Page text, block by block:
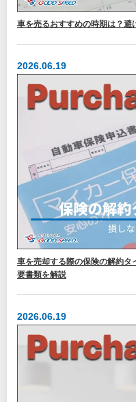
車を売るおすすめの時期は？避
2026.06.19
車を売却する際の保険の解約タ
要書類を解説
2026.06.19